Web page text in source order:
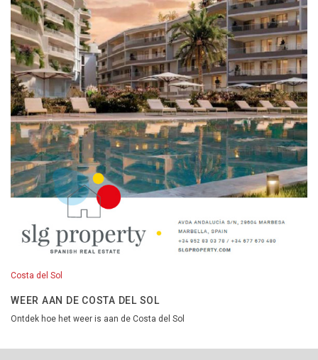
Costa del Sol
WEER AAN DE COSTA DEL SOL
Ontdek hoe het weer is aan de Costa del Sol